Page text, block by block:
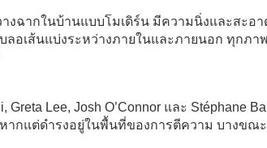
างฉากในบ้านแบบโมเดิร์น มีความนิ่งและสะอ
บลอเส้นแบ่งระหว่างภายในและภายนอก ทุกภ
Greta Lee, Josh O’Connor และ
หากแต่ดำรงอยู่ในพื้นที่ของการตีความ บาง